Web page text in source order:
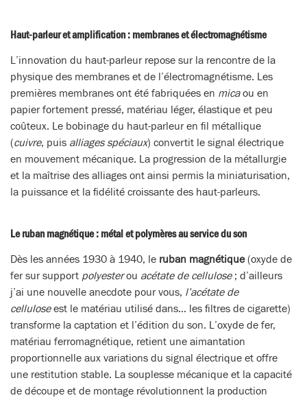
Haut-parleur et amplification : membranes et électromagnétisme
L’innovation du haut-parleur repose sur la rencontre de la
physique des membranes et de l’électromagnétisme. Les
premières membranes ont été fabriquées en micaou en
papier fortement pressé, matériau léger, élastique et peu
coûteux. Le bobinage du haut-parleur en fil métallique
(cuivre, puis alliages spéciaux) convertit le signal électrique
en mouvement mécanique. La progression de la métallurgie
et la maîtrise des alliages ont ainsi permis la miniaturisation,
la puissance et la fidélité croissante des haut-parleurs.
Le ruban magnétique : métal et polymères au service du son
Dès les années 1930 à 1940, le ruban magnétique(oxyde de
fer sur support polyesterou acétate de cellulose; d’ailleurs
j’ai une nouvelle anecdote pour vous, l’acétate de
celluloseest le matériau utilisé dans… les filtres de cigarette)
transforme la captation et l’édition du son. L’oxyde de fer,
matériau ferromagnétique, retient une aimantation
proportionnelle aux variations du signal électrique et offre
une restitution stable. La souplesse mécanique et la capacité
de découpe et de montage révolutionnent la production